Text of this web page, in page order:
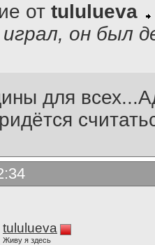
от tululueva
он был
для
tululueva
Живу я здесь